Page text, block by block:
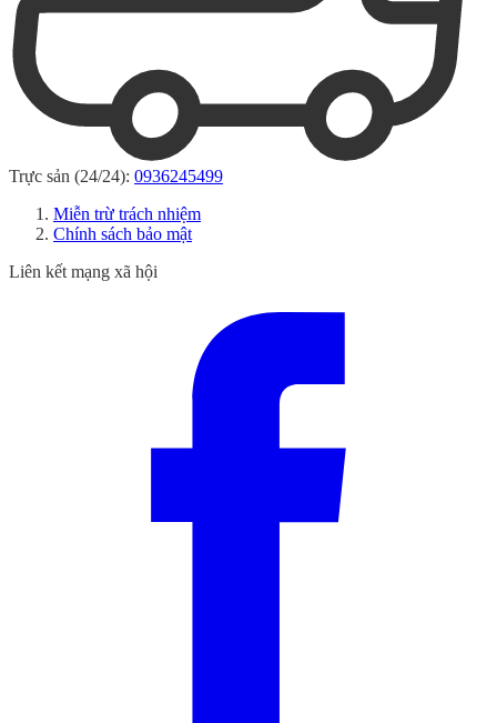
Trực sản (24/24): 0936245499
Miễn trừ trách nhiệm
Chính sách bảo mật
Liên kết mạng xã hội